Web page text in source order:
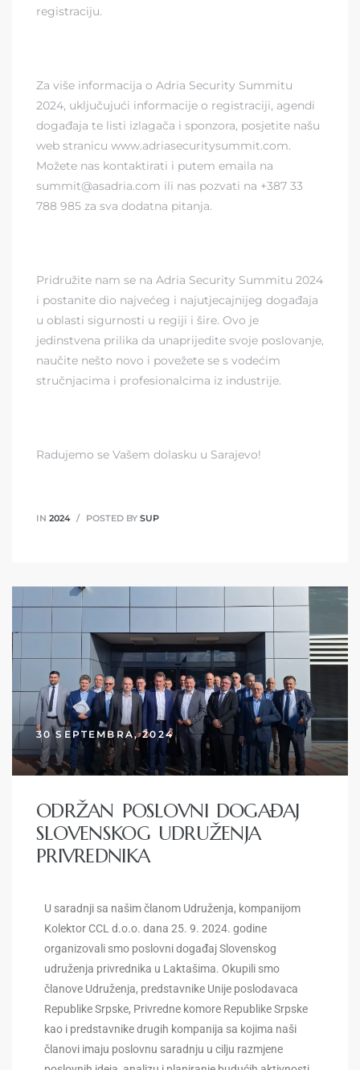
registraciju.
Za više informacija o Adria Security Summitu
2024, uključujući informacije o registraciji, agendi
događaja te listi izlagača i sponzora, posjetite našu
web stranicu www.adriasecuritysummit.com.
Možete nas kontaktirati i putem emaila na
summit@asadria.com ili nas pozvati na +387 33
788 985 za sva dodatna pitanja.
Pridružite nam se na Adria Security Summitu 2024
i postanite dio najvećeg i najutjecajnijeg događaja
u oblasti sigurnosti u regiji i šire. Ovo je
jedinstvena prilika da unaprijedite svoje poslovanje,
naučite nešto novo i povežete se s vodećim
stručnjacima i profesionalcima iz industrije.
Radujemo se Vašem dolasku u Sarajevo!
IN 2024 POSTED BY SUP
30 SEPTEMBRA, 2024
ODRŽAN POSLOVNI DOGAĐAJ
SLOVENSKOG UDRUŽENJA
PRIVREDNIKA
U saradnji sa našim članom Udruženja, kompanijom
Kolektor CCL d.o.o. dana 25. 9. 2024. godine
organizovali smo poslovni događaj Slovenskog
udruženja privrednika u Laktašima. Okupili smo
članove Udruženja, predstavnike Unije poslodavaca
Republike Srpske, Privredne komore Republike Srpske
kao i predstavnike drugih kompanija sa kojima naši
članovi imaju poslovnu saradnju u cilju razmjene